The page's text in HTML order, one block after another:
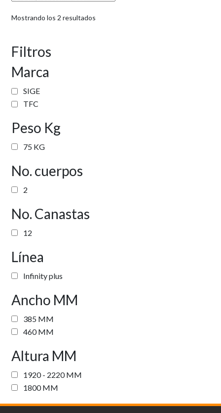
Mostrando los 2 resultados
Filtros
Marca
SIGE
TFC
Peso Kg
75 KG
No. cuerpos
2
No. Canastas
12
Línea
Infinity plus
Ancho MM
385 MM
460 MM
Altura MM
1920 - 2220 MM
1800 MM